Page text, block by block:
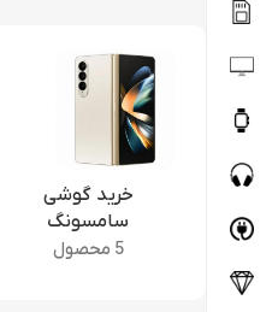
خرید گوشی
سامسونگ
5 محصول